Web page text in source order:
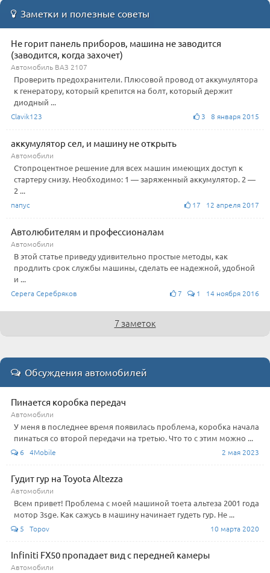
Заметки и полезные советы
Не горит панель приборов, машина не заводится
(заводится, когда захочет)
Автомобиль ВАЗ 2107
Проверить предохранители. Плюсовой провод от аккумулятора
к генератору, который крепится на болт, который держит
диодный ...
Clavik123 3 8 января 2015
аккумулятор сел, и машину не открыть
Автомобили
Стопроцентное решение для всех машин имеющих доступ к
стартеру снизу. Необходимо: 1 — заряженный аккумулятор. 2 —
2 ...
папус 17 12 апреля 2017
Автолюбителям и профессионалам
Автомобили
В этой статье приведу удивительно простые методы, как
продлить срок службы машины, сделать ее надежной, удобной
и ...
Серега Серебряков 7 1 14 ноября 2016
7 заметок
Обсуждения автомобилей
Пинается коробка передач
Автомобили
У меня в последнее время появилась проблема, коробка начала
пинаться со второй передачи на третью. Что то с этим можно ...
6 4Mobile 2 мая 2023
Гудит гур на Toyota Altezza
Автомобили
Всем привет! Проблема с моей машиной тоета альтеза 2001 года
мотор 3sge. Как сажусь в машину начинает гудеть гур. Не ...
5 Topov 10 марта 2020
Infiniti FX50 пропадает вид с передней камеры
Автомобили